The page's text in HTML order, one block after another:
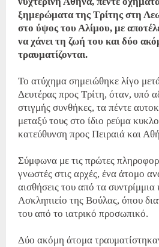
ξημερώματα της Τρίτης στη
στο ύψος του Αλίμου, με
να χάνει τη ζωή του και δύο
τραυματίζονται.
Το ατύχημα σημειώθηκε λίγο
Δευτέρας προς Τρίτη, όταν, υπό
στιγμής συνθήκες, τα πέντε
μεταξύ τους στο ίδιο ρεύμα
κατεύθυνση προς Πειραιά και
Σύμφωνα με τις πρώτες
γνωστές στις αρχές, ένα άτομο
αισθήσεις του από τα
Ασκληπιείο της Βούλας, όπου
του από το ιατρικό προσωπικό.
Δύο ακόμη άτομα